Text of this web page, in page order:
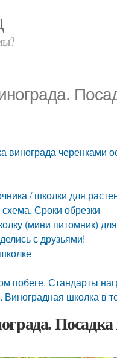
винограда черенками
/ школки для
Сроки обрезки
(мини питомник)
с друзьями!
побеге. Стандарты
школка в